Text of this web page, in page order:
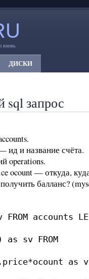
вновь
ДИСКИ
sql запрос
ид и название счёта.
operations.
ocount — откуда,
балланс?
FROM accounts
as sv FROM
as v